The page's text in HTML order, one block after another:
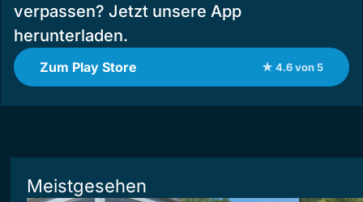
verpassen? Jetzt unsere App
herunterladen.
Zum Play Store ★ 4.6 von 5
Meistgesehen